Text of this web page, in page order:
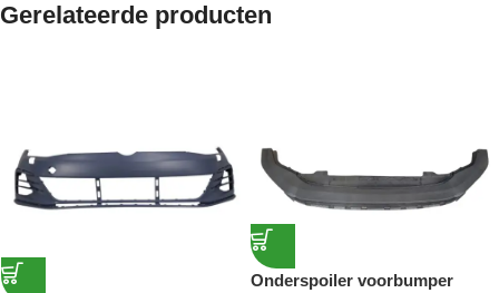
Gerelateerde producten
Onderspoiler voorbumper